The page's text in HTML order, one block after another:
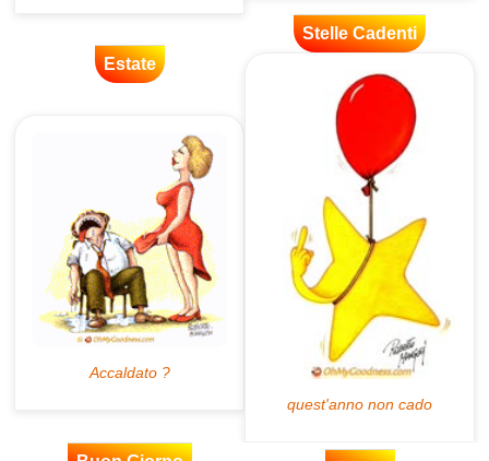
Estate
Stelle Cadenti